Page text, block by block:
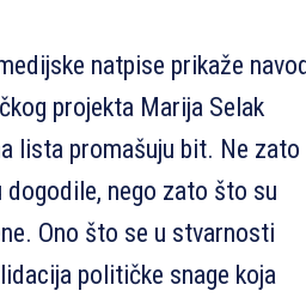
natpise prikaže
projekta Marija Selak
lista promašuju bit. Ne zato
nego zato što su
Ono što se u stvarnosti
političke snage koja